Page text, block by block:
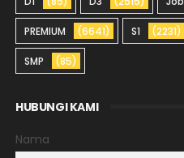
PREMIUM (6641) S1 (2231)
SMP (85)
HUBUNGI KAMI
Nama